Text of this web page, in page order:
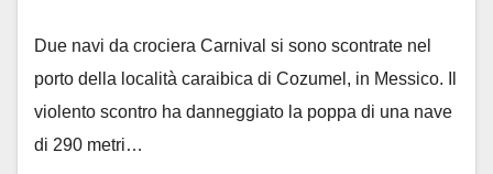
Due navi da crociera Carnival si sono scontrate nel
porto della località caraibica di Cozumel, in Messico. Il
violento scontro ha danneggiato la poppa di una nave
di 290 metri…